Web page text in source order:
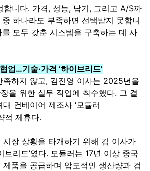
합니다. 가격, 성능, 납기, 그리고 A/S까
하나라도 부족하면 선택받지 못합니
모두 갖춘 시스템을 구축하는 데 사
업…기술·가격 ‘하이브리드’
족하지 않고, 김진영 이사는 2025년을
을 위한 실무 작업에 착수했다. 그 결
컨베이어 제조사 ‘모듈러
적 제휴다.
장 상황을 타개하기 위해 김 이사가
브리드’였다. 모듈러는 17년 이상 중국
품을 공급하며 압도적인 생산량과 검